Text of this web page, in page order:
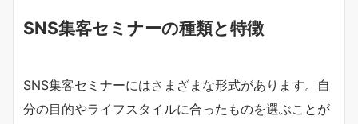
SNS集客セミナーの種類と特徴
SNS集客セミナーにはさまざまな形式があります。自
分の目的やライフスタイルに合ったものを選ぶことが